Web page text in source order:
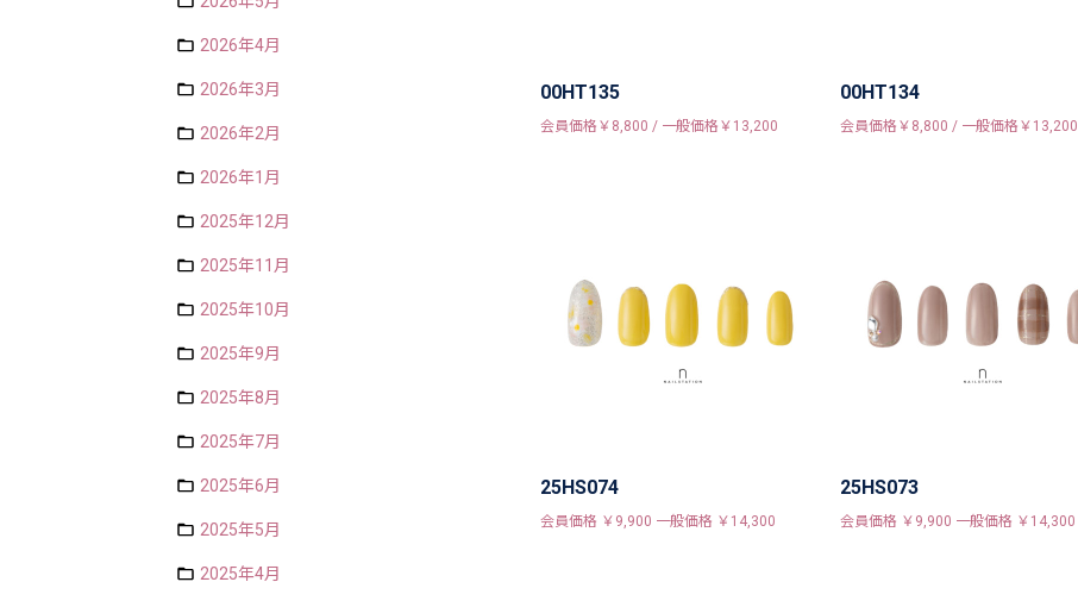
2026年4月
2026年3月
2026年2月
2026年1月
2025年12月
2025年11月
2025年10月
2025年9月
2025年8月
2025年7月
2025年6月
2025年5月
2025年4月
00HT135
会員価格￥8,800 / 一般価格￥13,200
00HT134
会員価格￥8,800 / 一般価格￥13,200
25HS074
会員価格 ￥9,900 一般価格 ￥14,300
25HS073
会員価格 ￥9,900 一般価格 ￥14,300